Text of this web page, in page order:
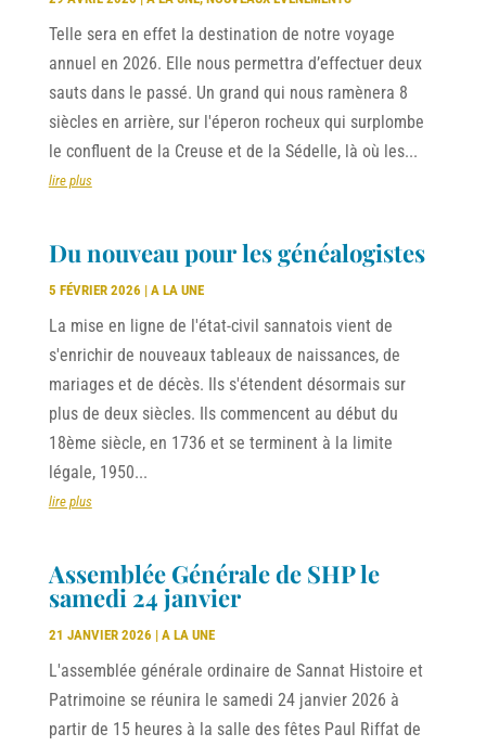
Telle sera en effet la destination de notre voyage
annuel en 2026. Elle nous permettra d’effectuer deux
sauts dans le passé. Un grand qui nous ramènera 8
siècles en arrière, sur l'éperon rocheux qui surplombe
le confluent de la Creuse et de la Sédelle, là où les...
lire plus
Du nouveau pour les généalogistes
5 FÉVRIER 2026 | A LA UNE
La mise en ligne de l'état-civil sannatois vient de
s'enrichir de nouveaux tableaux de naissances, de
mariages et de décès. Ils s'étendent désormais sur
plus de deux siècles. Ils commencent au début du
18ème siècle, en 1736 et se terminent à la limite
légale, 1950...
lire plus
Assemblée Générale de SHP le
samedi 24 janvier
21 JANVIER 2026 | A LA UNE
L'assemblée générale ordinaire de Sannat Histoire et
Patrimoine se réunira le samedi 24 janvier 2026 à
partir de 15 heures à la salle des fêtes Paul Riffat de